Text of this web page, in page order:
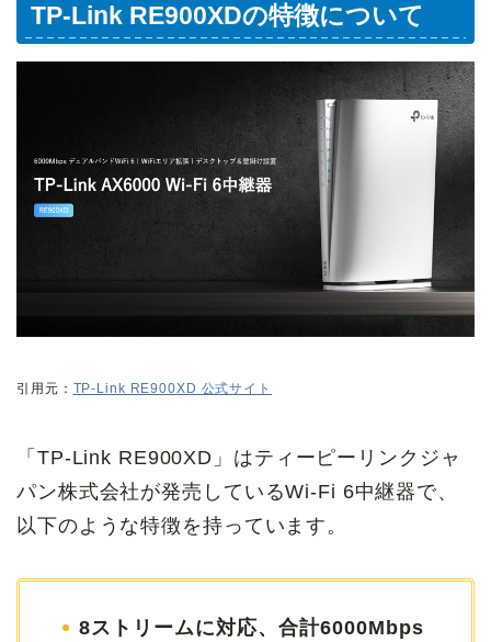
TP-Link RE900XDの特徴について
引用元： TP-Link RE900XD 公式サイト
「TP-Link RE900XD」はティーピーリンクジャ
パン株式会社が発売しているWi-Fi 6中継器で、
以下のような特徴を持っています。
8ストリームに対応、合計6000Mbps